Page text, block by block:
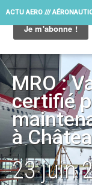
ACTU AERO ///
MRO :
certifié
à
23 juin